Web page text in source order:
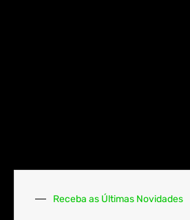
Receba as Últimas Novidades